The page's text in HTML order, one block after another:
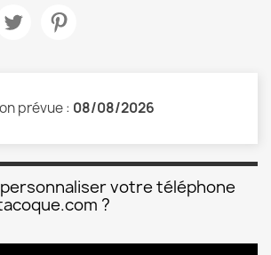
prévue : 08/08/2026
votre téléphone
?